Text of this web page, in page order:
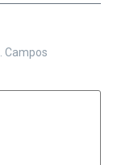
Campos